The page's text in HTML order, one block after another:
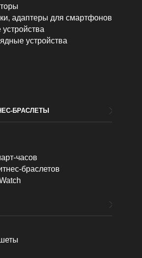
адаптеры для смартфонов
устройства
БРАСЛЕТЫ
часов
браслетов